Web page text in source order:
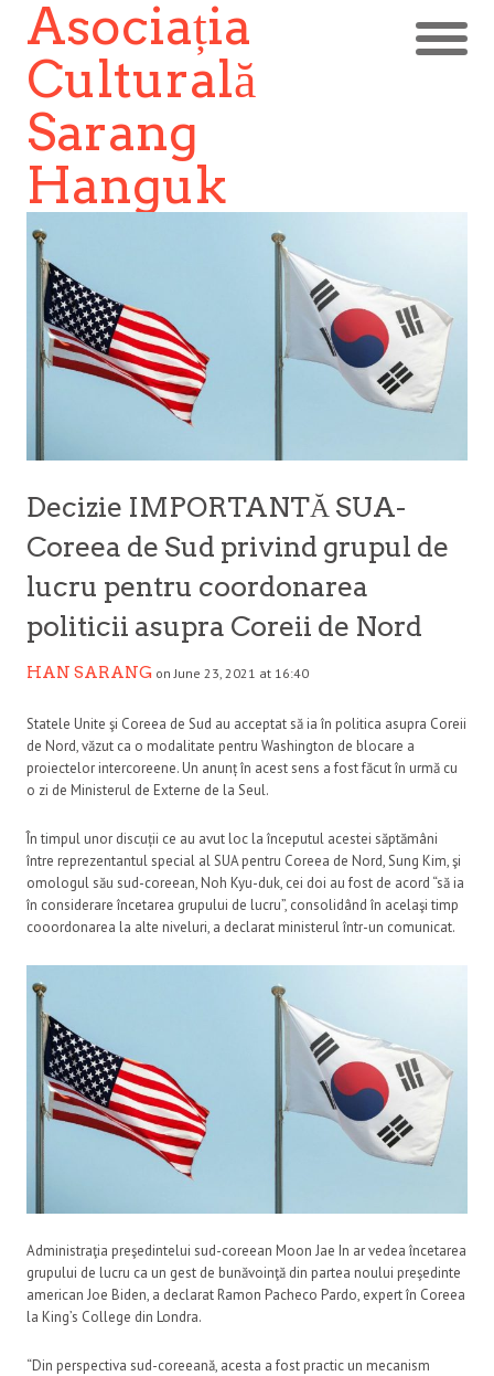
Asociația
Culturală
Sarang
Hanguk
Decizie IMPORTANTĂ SUA-
Coreea de Sud privind grupul de
lucru pentru coordonarea
politicii asupra Coreii de Nord
HAN SARANG on June 23, 2021 at 16:40
Statele Unite şi Coreea de Sud au acceptat să ia în politica asupra Coreii
de Nord, văzut ca o modalitate pentru Washington de blocare a
proiectelor intercoreene. Un anunț în acest sens a fost făcut în urmă cu
o zi de Ministerul de Externe de la Seul.
În timpul unor discuții ce au avut loc la începutul acestei săptămâni
între reprezentantul special al SUA pentru Coreea de Nord, Sung Kim, şi
omologul său sud-coreean, Noh Kyu-duk, cei doi au fost de acord “să ia
în considerare încetarea grupului de lucru”, consolidând în acelaşi timp
cooordonarea la alte niveluri, a declarat ministerul într-un comunicat.
Administraţia preşedintelui sud-coreean Moon Jae In ar vedea încetarea
grupului de lucru ca un gest de bunăvoinţă din partea noului preşedinte
american Joe Biden, a declarat Ramon Pacheco Pardo, expert în Coreea
la King’s College din Londra.
“Din perspectiva sud-coreeană, acesta a fost practic un mecanism